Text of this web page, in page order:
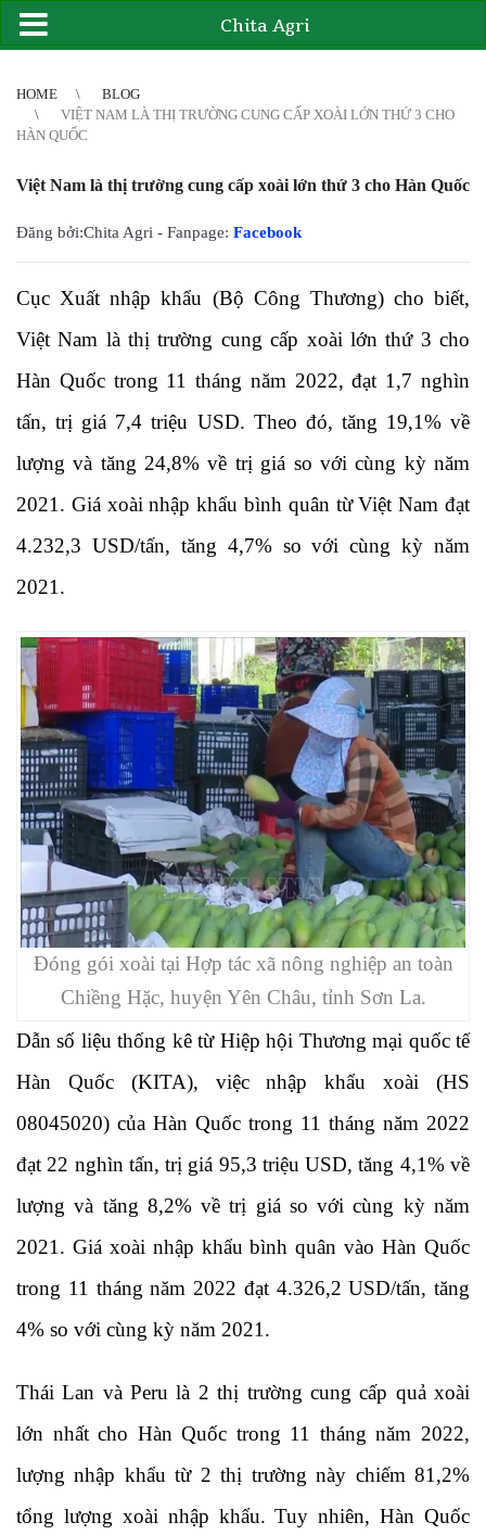
HOME
BLOG
VIỆT NAM LÀ THỊ TRƯỜNG CUNG CẤP XOÀI LỚN THỨ 3 CHO
HÀN QUỐC
Việt Nam là thị trường cung cấp xoài lớn thứ 3 cho Hàn Quốc
Đăng bởi:Chita Agri - Fanpage: Facebook
Cục Xuất nhập khẩu (Bộ Công Thương) cho biết,
Việt Nam là thị trường cung cấp xoài lớn thứ 3 cho
Hàn Quốc trong 11 tháng năm 2022, đạt 1,7 nghìn
tấn, trị giá 7,4 triệu USD. Theo đó, tăng 19,1% về
lượng và tăng 24,8% về trị giá so với cùng kỳ năm
2021. Giá xoài nhập khẩu bình quân từ Việt Nam đạt
4.232,3 USD/tấn, tăng 4,7% so với cùng kỳ năm
2021.
Đóng gói xoài tại Hợp tác xã nông nghiệp an toàn
Chiềng Hặc, huyện Yên Châu, tỉnh Sơn La.
Dẫn số liệu thống kê từ Hiệp hội Thương mại quốc tế
Hàn Quốc (KITA), việc nhập khẩu xoài (HS
08045020) của Hàn Quốc trong 11 tháng năm 2022
đạt 22 nghìn tấn, trị giá 95,3 triệu USD, tăng 4,1% về
lượng và tăng 8,2% về trị giá so với cùng kỳ năm
2021. Giá xoài nhập khẩu bình quân vào Hàn Quốc
trong 11 tháng năm 2022 đạt 4.326,2 USD/tấn, tăng
4% so với cùng kỳ năm 2021.
Thái Lan và Peru là 2 thị trường cung cấp quả xoài
lớn nhất cho Hàn Quốc trong 11 tháng năm 2022,
lượng nhập khẩu từ 2 thị trường này chiếm 81,2%
tổng lượng xoài nhập khẩu. Tuy nhiên, Hàn Quốc
Chita Agri